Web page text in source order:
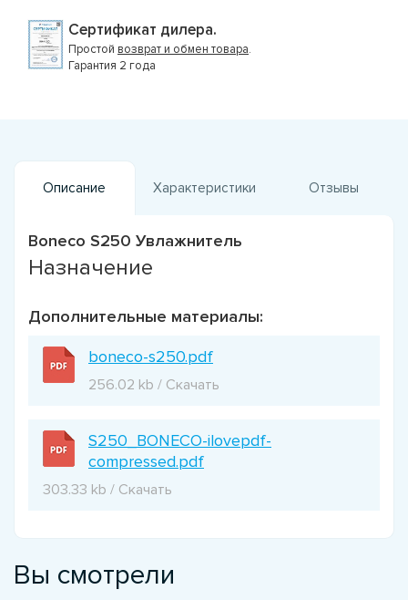
Сертификат дилера.
Простой возврат и обмен товара.
Гарантия 2 года
Описание Характеристики Отзывы
Boneco S250 Увлажнитель
Назначение
Дополнительные материалы:
boneco-s250.pdf
256.02 kb / Скачать
S250_BONECO-ilovepdf-
compressed.pdf
303.33 kb / Скачать
Вы смотрели